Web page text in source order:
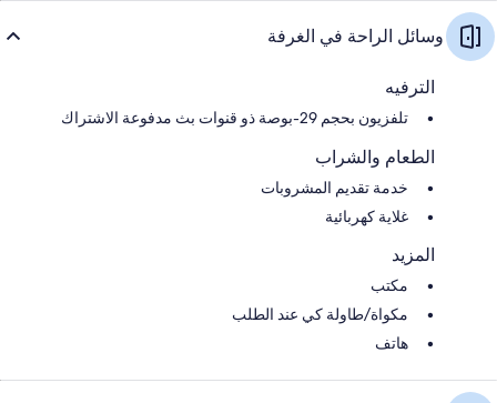
وسائل الراحة في الغرفة
الترفيه
تلفزيون بحجم 29-بوصة ذو قنوات بث مدفوعة الاشتراك
الطعام والشراب
خدمة تقديم المشروبات
غلاية كهربائية
المزيد
مكتب
مكواة/طاولة كي عند الطلب
هاتف